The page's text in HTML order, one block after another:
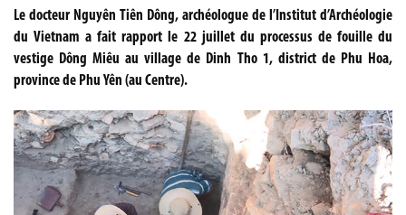
Le docteur Nguyên Tiên Dông, archéologue de l’Institut d’Archéologie
du Vietnam a fait rapport le 22 juillet du processus de fouille du
vestige Dông Miêu au village de Dinh Tho 1, district de Phu Hoa,
province de Phu Yên (au Centre).